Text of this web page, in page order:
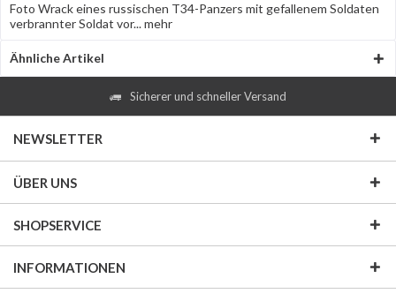
Foto Wrack eines russischen T34-Panzers mit gefallenem Soldaten
verbrannter Soldat vor...mehr
Ähnliche Artikel
Sicherer und schneller Versand
NEWSLETTER
ÜBER UNS
SHOPSERVICE
INFORMATIONEN